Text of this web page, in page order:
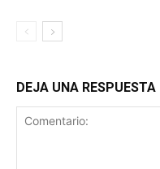
DEJA UNA RESPUESTA